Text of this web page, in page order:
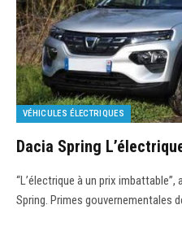
VÉHICULES ÉLECTRIQUES
Dacia Spring
“L’électrique à un prix
Spring. Primes gouvernementales